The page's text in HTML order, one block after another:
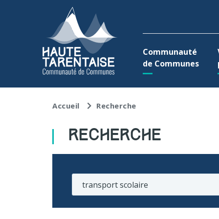
Communauté
de Communes
Accueil Recherche
RECHERCHE